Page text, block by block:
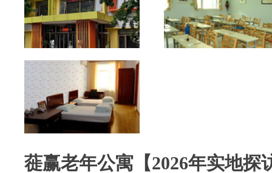
蓰赢老年公寓【2026年实地探